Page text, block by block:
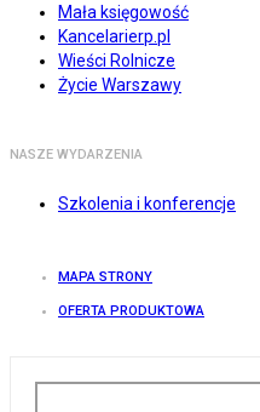
Mała księgowość
Kancelarierp.pl
Wieści Rolnicze
Życie Warszawy
NASZE WYDARZENIA
Szkolenia i konferencje
MAPA STRONY
OFERTA PRODUKTOWA